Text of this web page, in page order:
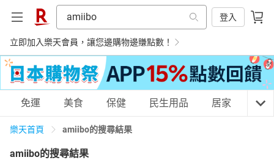
登入
立即加入樂天會員，讓您邊購物邊賺點數！
購物網分類
免運 美食 保健 民生用品 居家 3C
樂天首頁 amiibo的搜尋結果
amiibo的搜尋結果